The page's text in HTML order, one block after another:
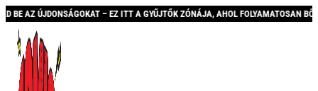
– EZ ITT A GYŰJTŐK ZÓNÁJA, AHOL FOLYAMATOSAN BŐVÜLŐ